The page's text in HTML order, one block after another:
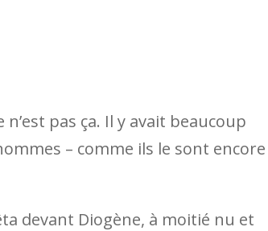
pas ça. Il y avait beaucoup
– comme ils le sont encore
devant Diogène, à moitié nu et